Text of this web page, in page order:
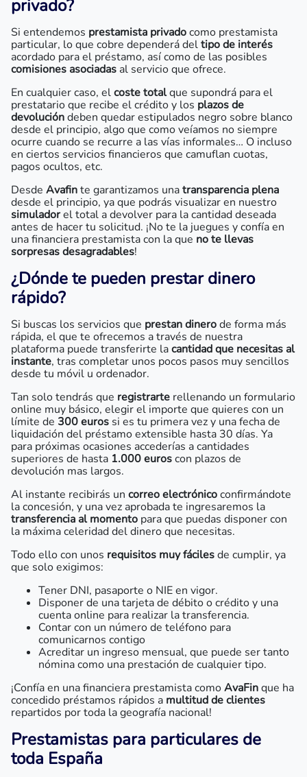
privado?
Si entendemos prestamista privadocomo prestamista
particular, lo que cobre dependerá deltipo de interés
acordado para el préstamo, así como de las posibles
comisiones asociadas al servicio que ofrece.
En cualquier caso, elcoste totalque supondrá para el
prestatario que recibe el crédito y los plazos de
devolucióndeben quedar estipulados negro sobre blanco
desde el principio, algo que como veíamos no siempre
ocurre cuando se recurre a las vías informales… O incluso
en ciertos servicios financieros que camuflan cuotas,
pagos ocultos, etc.
Desde Avafinte garantizamos unatransparencia plena
desde el principio, ya que podrás visualizar en nuestro
simuladorel total a devolver para la cantidad deseada
antes de hacer tu solicitud. ¡No te la juegues y confía en
una financiera prestamista con la que no te llevas
sorpresas desagradables!
¿Dónde te pueden prestar dinero
rápido?
Si buscas los servicios que prestan dinerode forma más
rápida, el que te ofrecemos a través de nuestra
plataforma puede transferirte lacantidad que necesitas al
instante, tras completar unos pocos pasos muy sencillos
desde tu móvil u ordenador.
Tan solo tendrás que registrarte rellenando un formulario
online muy básico, elegir el importe que quieres con un
límite de 300 euros si es tu primera vez y una fecha de
liquidación del préstamo extensible hasta 30 días. Ya
para próximas ocasiones accederías a cantidades
superiores de hasta 1.000 euroscon plazos de
devolución mas largos.
Al instante recibirás un correo electrónicoconfirmándote
la concesión, y una vez aprobada te ingresaremos la
transferencia al momento para que puedas disponer con
la máxima celeridad del dinero que necesitas.
Todo ello con unos requisitos muy fácilesde cumplir, ya
que solo exigimos:
Tener DNI, pasaporte o NIE en vigor.
Disponer de una tarjeta de débito o crédito y una
cuenta online para realizar la transferencia.
Contar con un número de teléfono para
comunicarnos contigo
Acreditar un ingreso mensual, que puede ser tanto
nómina como una prestación de cualquier tipo.
¡Confía en una financiera prestamista comoAvaFinque ha
concedido préstamos rápidos a multitud de clientes
repartidos por toda la geografía nacional!
Prestamistas para particulares de
toda España